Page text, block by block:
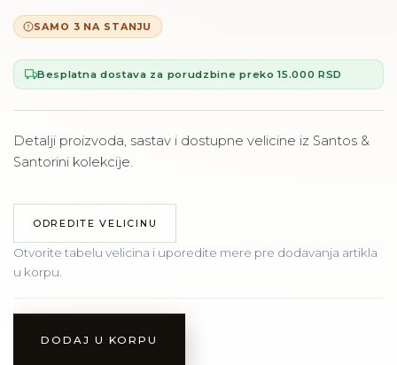
SAMO 3 NA STANJU
Besplatna dostava za porudzbine preko 15.000 RSD
Detalji proizvoda, sastav i dostupne velicine iz Santos &
Santorini kolekcije.
ODREDITE VELICINU
Otvorite tabelu velicina i uporedite mere pre dodavanja artikla
u korpu.
DODAJ U KORPU